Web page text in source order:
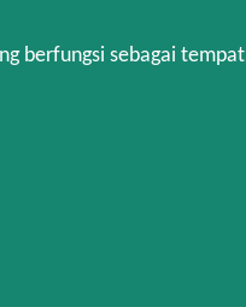
berfungsi sebagai tempat